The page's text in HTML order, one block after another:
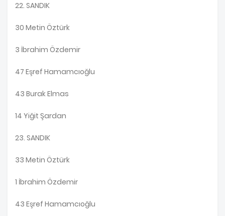
22. SANDIK
30 Metin Öztürk
3 İbrahim Özdemir
47 Eşref Hamamcıoğlu
43 Burak Elmas
14 Yiğit Şardan
23. SANDIK
33 Metin Öztürk
1 İbrahim Özdemir
43 Eşref Hamamcıoğlu